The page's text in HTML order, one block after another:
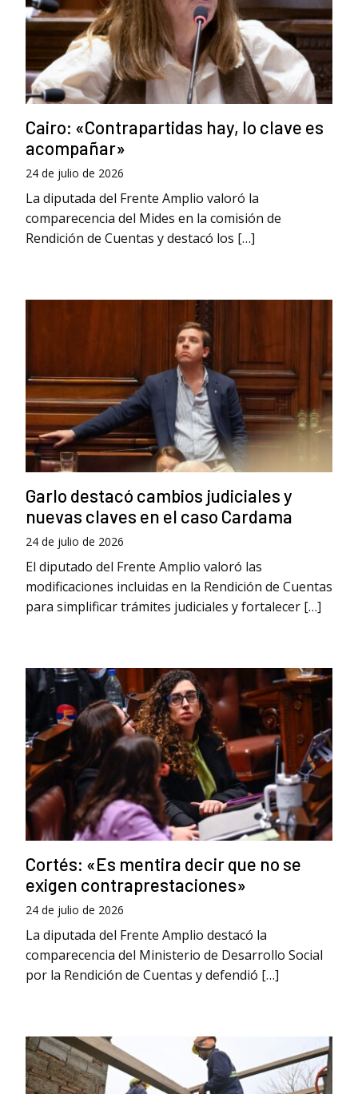
Cairo: «Contrapartidas hay, lo clave es
acompañar»
24 de julio de 2026
La diputada del Frente Amplio valoró la
comparecencia del Mides en la comisión de
Rendición de Cuentas y destacó los […]
Garlo destacó cambios judiciales y
nuevas claves en el caso Cardama
24 de julio de 2026
El diputado del Frente Amplio valoró las
modificaciones incluidas en la Rendición de Cuentas
para simplificar trámites judiciales y fortalecer […]
Cortés: «Es mentira decir que no se
exigen contraprestaciones»
24 de julio de 2026
La diputada del Frente Amplio destacó la
comparecencia del Ministerio de Desarrollo Social
por la Rendición de Cuentas y defendió […]